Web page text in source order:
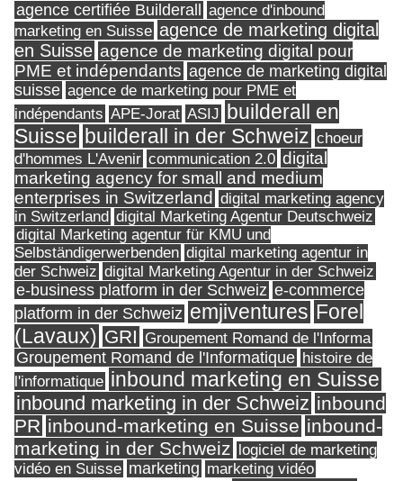
agence certifiée Builderall
agence d'inbound
marketing en Suisse agence de marketing digital
en Suisse agence de marketing digital pour
PME et indépendants agence de marketing digital
suisse agence de marketing pour PME et
indépendants APE-Jorat ASIJ builderall en
Suisse builderall in der Schweiz choeur
d'hommes L'Avenir communication 2.0 digital
marketing agency for small and medium
enterprises in Switzerland digital marketing agency
in Switzerland digital Marketing Agentur Deutschweiz
digital Marketing agentur für KMU und
Selbständigerwerbenden digital marketing agentur in
der Schweiz digital Marketing Agentur in der Schweiz
e-business platform in der Schweiz e-commerce
platform in der Schweiz emjiventures Forel
(Lavaux) GRI Groupement Romand de l'Informa
Groupement Romand de l'Informatique histoire de
l'informatique inbound marketing en Suisse
inbound marketing in der Schweiz inbound
PR inbound-marketing en Suisse inbound-
marketing in der Schweiz logiciel de marketing
vidéo en Suisse marketing marketing vidéo